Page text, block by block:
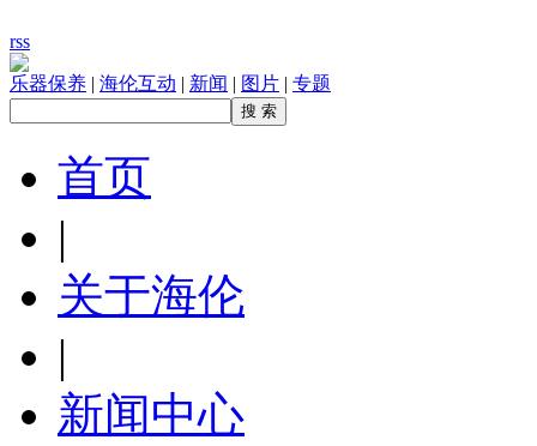
rss
乐器保养 | 海伦互动 | 新闻 | 图片 | 专题
首页
|
关于海伦
|
新闻中心